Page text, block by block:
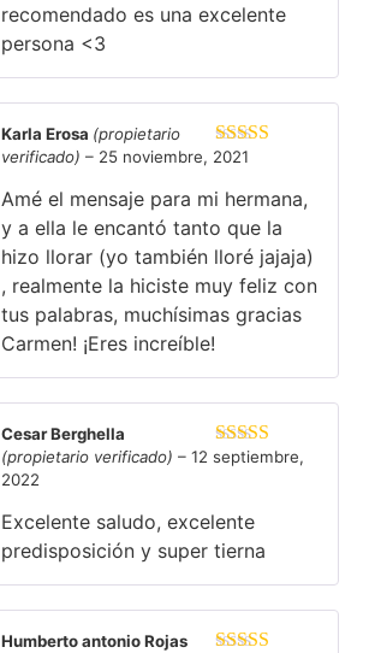
recomendado es una excelente
persona <3
Valorado en
Karla Erosa (propietario
verificado) – 25 noviembre, 2021
Amé el mensaje para mi hermana,
y a ella le encantó tanto que la
hizo llorar (yo también lloré jajaja)
, realmente la hiciste muy feliz con
tus palabras, muchísimas gracias
Carmen! ¡Eres increíble!
Valorado en
Cesar Berghella
(propietario verificado) – 12 septiembre,
2022
Excelente saludo, excelente
predisposición y super tierna
Humberto antonio Rojas